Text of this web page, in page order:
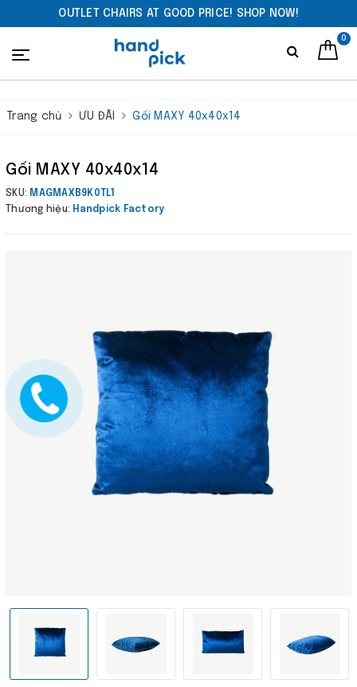
OUTLET CHAIRS AT GOOD PRICE! SHOP NOW!
0
Trang chủ ƯU ĐÃI Gối MAXY 40x40x14
Gối MAXY 40x40x14
SKU: MAGMAXB9K0TL1
Thương hiệu: Handpick Factory